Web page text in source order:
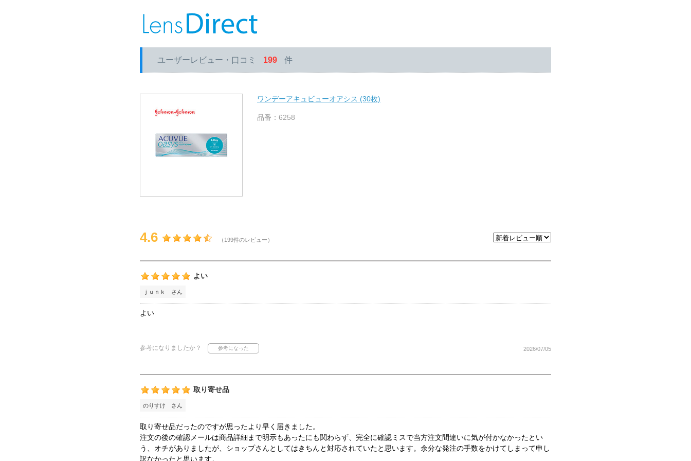
ユーザーレビュー・口コミ 199 件
ワンデーアキュビューオアシス (30枚)
品番：6258
4.6 （199件のレビュー）
よい
ｊｕｎｋ さん
よい
参考になりましたか？ 2026/07/05
取り寄せ品
のりすけ さん
取り寄せ品だったのですが思ったより早く届きました。
注文の後の確認メールは商品詳細まで明示もあったにも関わらず、完全に確認ミスで当方注文間違いに気が付かなかったとい
う、オチがありましたが、ショップさんとしてはきちんと対応されていたと思います。余分な発注の手数をかけてしまって申し
訳なかったと思います。